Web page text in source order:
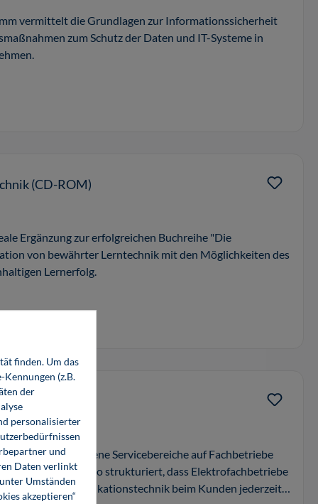
vermittelt die Grundlagen zur Informationssicherheit
zum Schutz der Daten und IT-Systeme in
(CD-ROM)
Ergänzung zur erfolgreichen Buchreihe "Die
von bewährter Lerntechnik mit den Möglichkeiten des
Lernerfolg.
zunehmend eigene Servicebereiche auf Fachbetriebe
wurde deshalb so strukturiert, dass Elektrofachbetriebe
Telekommunikationstechnik beim Kunden jederzeit
finden. Um das
(z.B.
der
personalisierter
und
Daten verlinkt
Umständen
akzeptieren“